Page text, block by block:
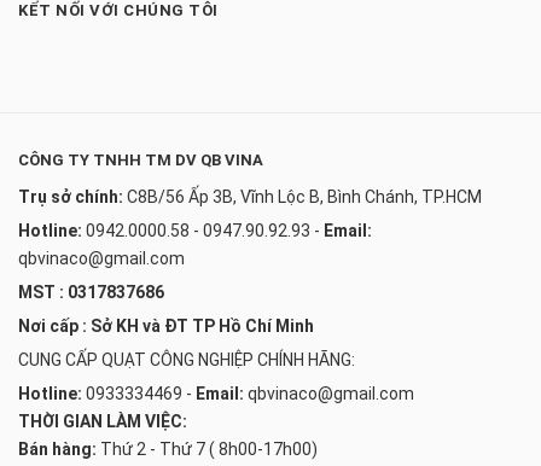
KẾT NỐI VỚI CHÚNG TÔI
CÔNG TY TNHH TM DV QB VINA
Trụ sở chính: C8B/56 Ấp 3B, Vĩnh Lộc B, Bình Chánh, TP.HCM
Hotline: 0942.0000.58 - 0947.90.92.93 - Email:
qbvinaco@gmail.com
MST : 0317837686
Nơi cấp : Sở KH và ĐT TP Hồ Chí Minh
CUNG CẤP QUẠT CÔNG NGHIỆP CHÍNH HÃNG:
Hotline: 0933334469 - Email: qbvinaco@gmail.com
THỜI GIAN LÀM VIỆC:
Bán hàng: Thứ 2 - Thứ 7 ( 8h00-17h00)